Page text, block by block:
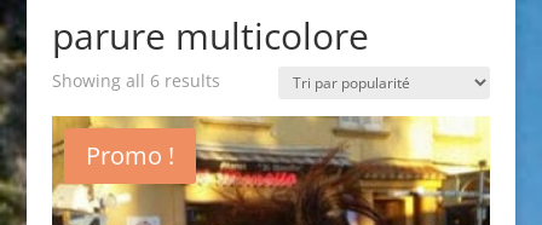
parure multicolore
Showing all 6 results
Promo !